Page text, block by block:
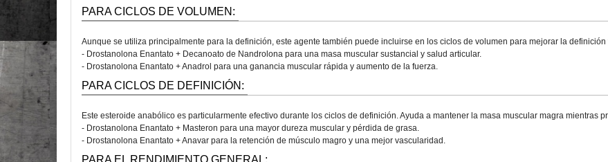
PARA CICLOS DE VOLUMEN:
Aunque se utiliza principalmente para la definición, este agente también puede incluirse en los ciclos de volumen para mejorar la definición
- Drostanolona Enantato + Decanoato de Nandrolona para una masa muscular sustancial y salud articular.
- Drostanolona Enantato + Anadrol para una ganancia muscular rápida y aumento de la fuerza.
PARA CICLOS DE DEFINICIÓN:
Este esteroide anabólico es particularmente efectivo durante los ciclos de definición. Ayuda a mantener la masa muscular magra mientras
- Drostanolona Enantato + Masteron para una mayor dureza muscular y pérdida de grasa.
- Drostanolona Enantato + Anavar para la retención de músculo magro y una mejor vascularidad.
PARA EL RENDIMIENTO GENERAL: